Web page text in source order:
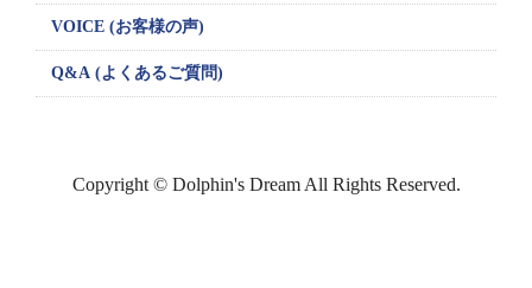
VOICE (お客様の声)
Q&A (よくあるご質問)
Copyright © Dolphin's Dream All Rights Reserved.